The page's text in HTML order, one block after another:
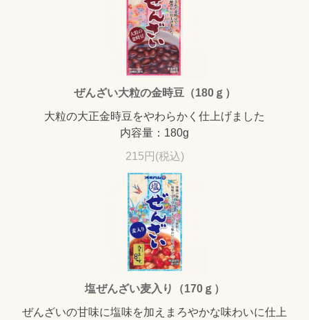
ぜんざい大粒の金時豆（180ｇ）
大粒の大正金時豆をやわらかく仕上げました
内容量：180g
215円(税込)
塩ぜんざい麦入り（170ｇ）
ぜんざいの甘味に塩味を加えまろやかな味わいに仕上